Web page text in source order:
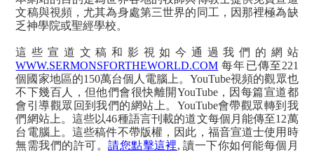
文稿與視頻，尤其為身處第三世界的同工，因那裡極為缺
乏神學院或聖經學校。
這些宣道文稿和影視如今通過我們的網站
WWW.SERMONSFORTHEWORLD.COM 每年已傳至221
個國家地區的150萬台個人電腦上。YouTube視頻的觀眾也
不下幾百人，但他們會很快離開YouTube，因每篇宣道都
會引導觀眾回到我們的網站上。YouTube會帶觀眾轉到我
們網站上。這些以46種語言刊載的道文每個月能傳至12萬
台電腦上。這些稿件不帶版權，因此，福音宣道士使用時
無需我們的許可。請您點擊這裡, 讀一下你如何能每個月